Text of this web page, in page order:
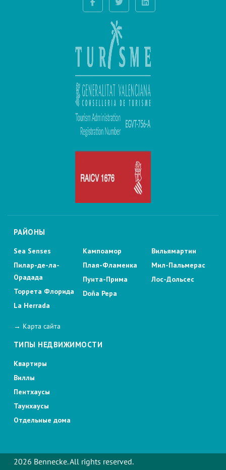
РАЙОНЫ
Sea Senses
Пилар-де-ла-
Орадада
Торрета Флорида
La Herrada
Кампоамор
Плая-Фламенка
Пунта-Прима
Doña Pepa
Вильямартин
Мил-Пальмерас
Лос-Дольсес
→ Карта сайта
ТИПЫ НЕДВИЖИМОСТИ
Квартиры
Виллы
Пентхаусы
Таунхаусы
Отдельные дома
2026 Bennecke. All rights reserved.